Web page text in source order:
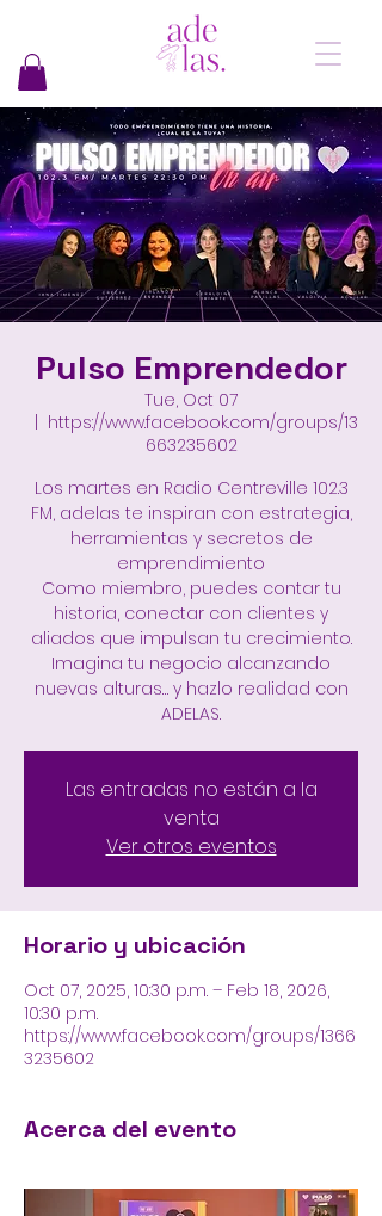
Pulso Emprendedor
Tue, Oct 07
https://www.facebook.com/groups/13
663235602
Los martes en Radio Centreville 102.3
FM, adelas te inspiran con estrategia,
herramientas y secretos de
emprendimiento
Como miembro, puedes contar tu
historia, conectar con clientes y
aliados que impulsan tu crecimiento.
Imagina tu negocio alcanzando
nuevas alturas… y hazlo realidad con
ADELAS.
Las entradas no están a la
venta
Ver otros eventos
Horario y ubicación
Oct 07, 2025, 10:30 p.m. – Feb 18, 2026,
10:30 p.m.
https://www.facebook.com/groups/1366
3235602
Acerca del evento